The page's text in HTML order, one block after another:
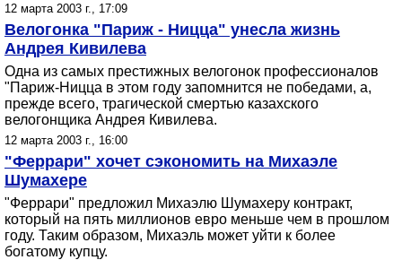
12 марта 2003 г., 17:09
Велогонка "Париж - Ницца" унесла жизнь
Андрея Кивилева
Одна из самых престижных велогонок профессионалов
"Париж-Ницца в этом году запомнится не победами, а,
прежде всего, трагической смертью казахского
велогонщика Андрея Кивилева.
12 марта 2003 г., 16:00
"Феррари" хочет сэкономить на Михаэле
Шумахере
"Феррари" предложил Михаэлю Шумахеру контракт,
который на пять миллионов евро меньше чем в прошлом
году. Таким образом, Михаэль может уйти к более
богатому купцу.